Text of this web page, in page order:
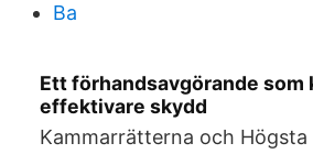
Ba
Ett förhandsavgörande som
effektivare skydd
Kammarrätterna och Högsta